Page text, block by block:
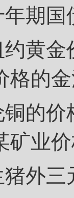
期国
金
格的
价
矿业
三